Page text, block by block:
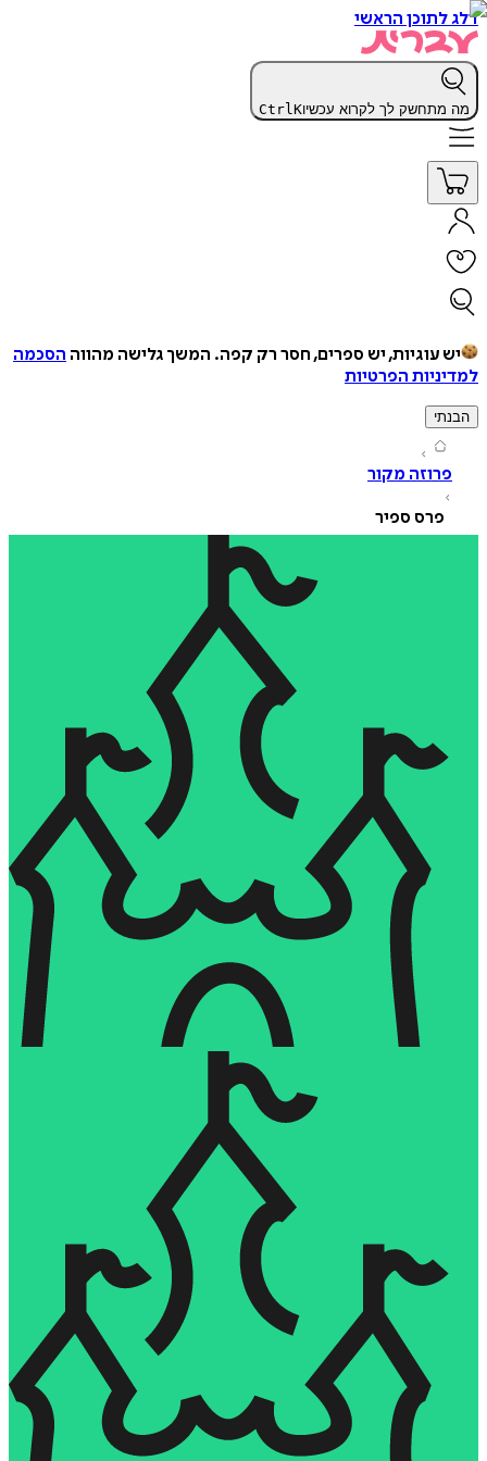
הראשי
לך לקרוא עכשיו Ctrl K
עוגיות, יש ספרים, חסר רק קפה. המשך גלישה מהווההסכמה
הפרטיות
מקור
פרס ספיר